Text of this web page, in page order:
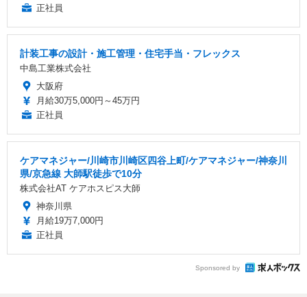
正社員
計装工事の設計・施工管理・住宅手当・フレックス
中島工業株式会社
大阪府
月給30万5,000円～45万円
正社員
ケアマネジャー/川崎市川崎区四谷上町/ケアマネジャー/神奈川
県/京急線 大師駅徒歩で10分
株式会社AT ケアホスピス大師
神奈川県
月給19万7,000円
正社員
Sponsored by